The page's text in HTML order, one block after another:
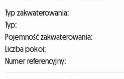
Typ zakwaterowania:
Typ:
Pojemność zakwaterowania:
Liczba pokoi:
Numer referencyjny: